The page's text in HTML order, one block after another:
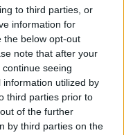
to third parties, or
information for
the below opt-out
note that after your
seeing
utilized by
third parties prior to
of the further
by third parties on the
Színházi
miniszteri
majd! Ehhez
legnagyobb